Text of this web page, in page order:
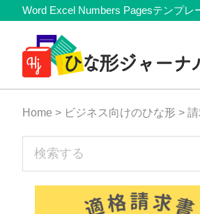
Skip
primary
navigation
Skip
content
Skip
primary
sidebar
Skip
footer
Member
Navigation
Word Excel Numbers Pagesテンプ
Home > ビジネス向けのひな形 >
sidebar